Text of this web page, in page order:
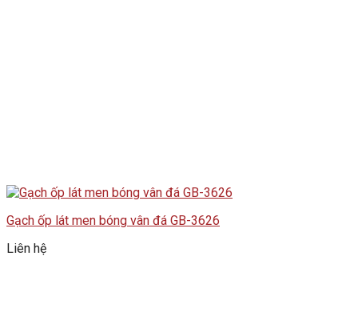
Gạch ốp lát men bóng vân đá GB-3626
Liên hệ